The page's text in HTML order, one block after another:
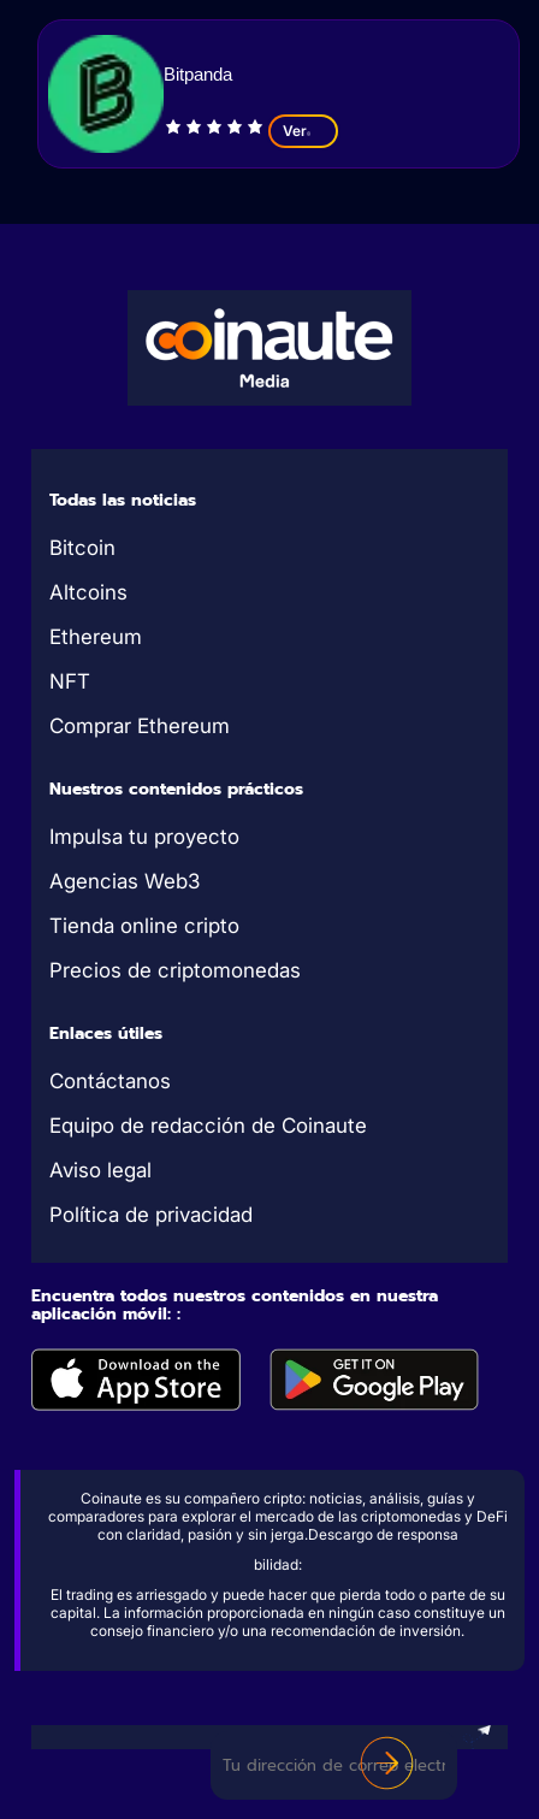
Bitpanda
Ver
Todas las noticias
Bitcoin
Altcoins
Ethereum
NFT
Comprar Ethereum
Nuestros contenidos prácticos
Impulsa tu proyecto
Agencias Web3
Tienda online cripto
Precios de criptomonedas
Enlaces útiles
Contáctanos
Equipo de redacción de Coinaute
Aviso legal
Política de privacidad
Encuentra todos nuestros contenidos en nuestra
aplicación móvil: :
Coinaute es su compañero cripto: noticias, análisis, guías y
comparadores para explorar el mercado de las criptomonedas y DeFi
con claridad, pasión y sin jerga.Descargo de responsa
bilidad:
El trading es arriesgado y puede hacer que pierda todo o parte de su
capital. La información proporcionada en ningún caso constituye un
consejo financiero y/o una recomendación de inversión.